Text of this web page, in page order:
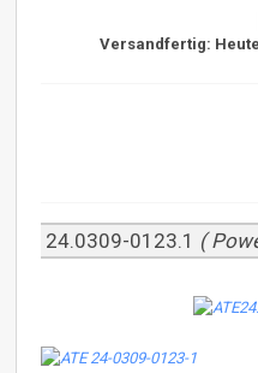
Versandfertig:
24.0309-0123.1 (